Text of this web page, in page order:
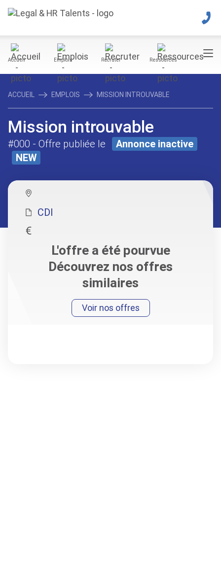
Accueil Emplois Recruter Ressources
ACCUEIL EMPLOIS MISSION INTROUVABLE
Mission introuvable
#000 - Offre publiée le
Annonce inactive
NEW
CDI
L'offre a été pourvue
Découvrez nos offres
similaires
Voir nos offres